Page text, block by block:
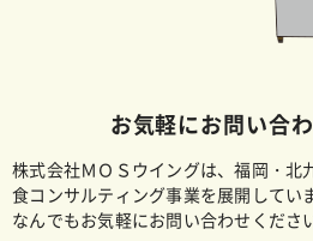
お気軽にお問い合
株式会社ＭＯＳウイングは、福岡・北
食コンサルティング事業を展開してい
なんでもお気軽にお問い合わせくださ